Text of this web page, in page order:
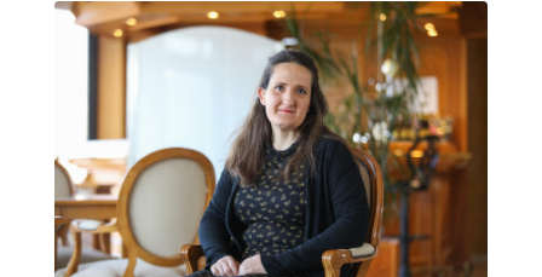
AINARA MAYA URROZ